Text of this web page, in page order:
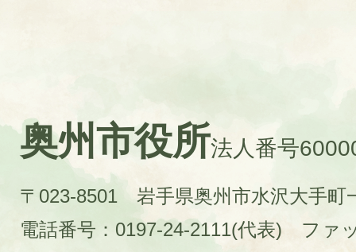
奥州市役所法人番号
〒023-8501 岩手県奥州市水沢大手町
電話番号：0197-24-2111(代表)
ファ